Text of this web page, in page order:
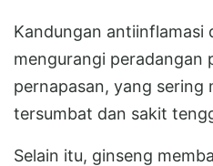
Kandungan antiinflamasi
mengurangi peradangan
pernapasan, yang sering
tersumbat dan sakit
Selain itu, ginseng